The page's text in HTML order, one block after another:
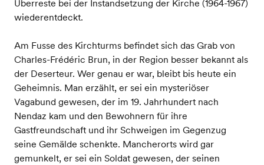
Überreste bei der Instandsetzung der Kirche (1964-1967)
wiederentdeckt.
Am Fusse des Kirchturms befindet sich das Grab von
Charles-Frédéric Brun, in der Region besser bekannt als
der Deserteur. Wer genau er war, bleibt bis heute ein
Geheimnis. Man erzählt, er sei ein mysteriöser
Vagabund gewesen, der im 19. Jahrhundert nach
Nendaz kam und den Bewohnern für ihre
Gastfreundschaft und ihr Schweigen im Gegenzug
seine Gemälde schenkte. Mancherorts wird gar
gemunkelt, er sei ein Soldat gewesen, der seinen